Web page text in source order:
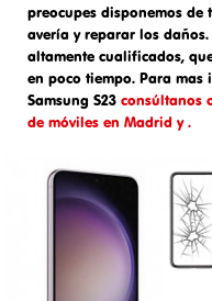
preocupes disponemos
avería y reparar los
altamente cualificados,
en poco tiempo. Para mas
Samsung S23 consúltanos
de móviles en Madrid y .